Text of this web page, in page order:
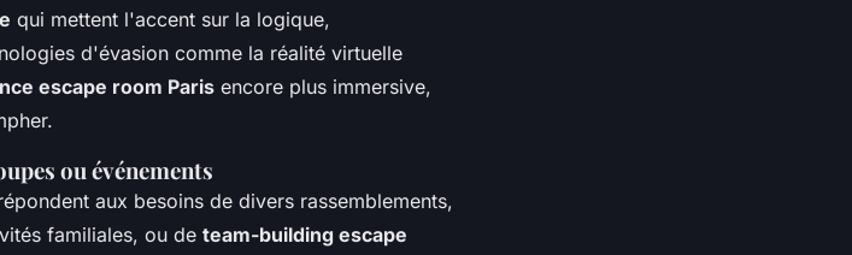
qui mettent l'accent sur la logique,
d'évasion comme la réalité virtuelle
escape room Paris encore plus immersive,
ou événements
aux besoins de divers rassemblements,
familiales, ou de team-building escape